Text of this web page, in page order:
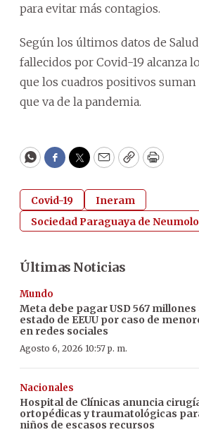
para evitar más contagios.
Según los últimos datos de
fallecidos por Covid-19 alcanza
que los cuadros positivos suman
que va de la pandemia.
WhatsApp
Facebook
Twitter
EmailCopyPrint
Covid-19
Ineram
Sociedad Paraguaya de
Últimas Noticias
Mundo
Meta debe pagar USD 567 millones
estado de EEUU por caso de
en redes sociales
Agosto 6, 2026 10:57 p. m.
Nacionales
Hospital de Clínicas anuncia
ortopédicas y traumatológicas
niños de escasos recursos